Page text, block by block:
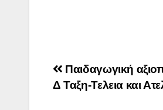
Πλοήγηση
άρθρων
Παιδαγωγική
Δ Ταξη-Τελεια και